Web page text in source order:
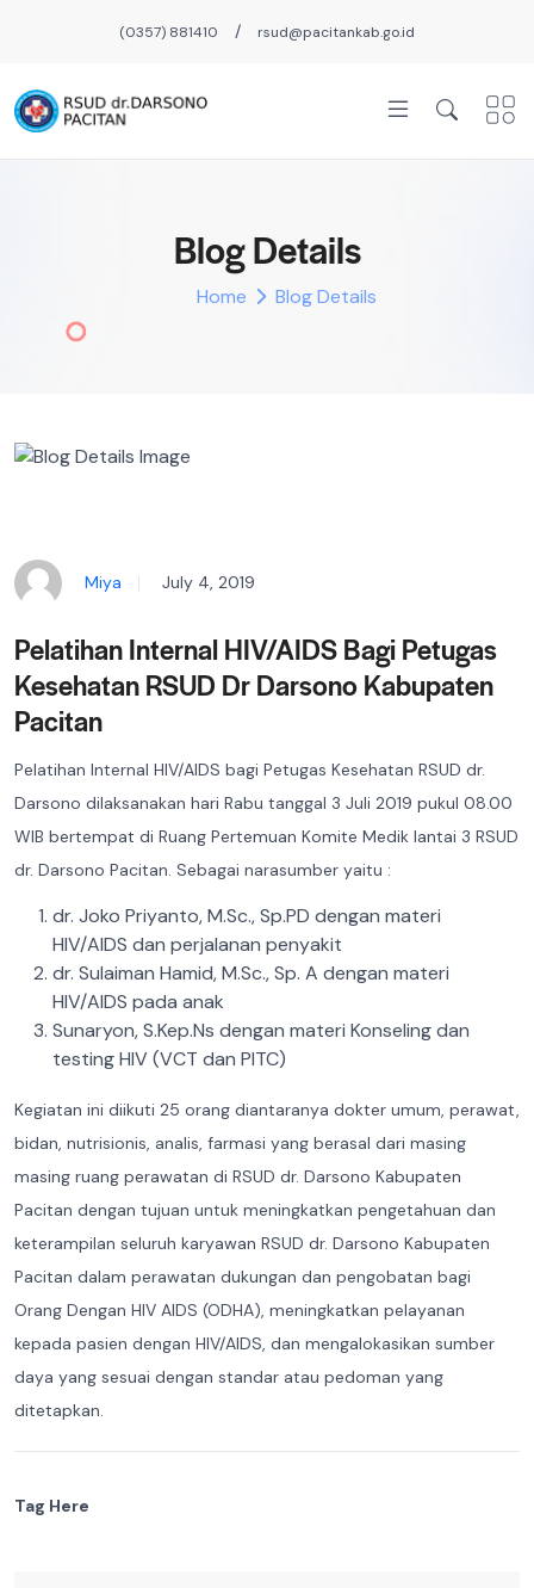
(0357) 881410 / rsud@pacitankab.go.id
Blog Details
Home Blog Details
Miya July 4, 2019
Pelatihan Internal HIV/AIDS Bagi Petugas
Kesehatan RSUD Dr Darsono Kabupaten
Pacitan
Pelatihan Internal HIV/AIDS bagi Petugas Kesehatan RSUD dr.
Darsono dilaksanakan hari Rabu tanggal 3 Juli 2019 pukul 08.00
WIB bertempat di Ruang Pertemuan Komite Medik lantai 3 RSUD
dr. Darsono Pacitan. Sebagai narasumber yaitu :
dr. Joko Priyanto, M.Sc., Sp.PD dengan materi
HIV/AIDS dan perjalanan penyakit
dr. Sulaiman Hamid, M.Sc., Sp. A dengan materi
HIV/AIDS pada anak
Sunaryon, S.Kep.Ns dengan materi Konseling dan
testing HIV (VCT dan PITC)
Kegiatan ini diikuti 25 orang diantaranya dokter umum, perawat,
bidan, nutrisionis, analis, farmasi yang berasal dari masing
masing ruang perawatan di RSUD dr. Darsono Kabupaten
Pacitan dengan tujuan untuk meningkatkan pengetahuan dan
keterampilan seluruh karyawan RSUD dr. Darsono Kabupaten
Pacitan dalam perawatan dukungan dan pengobatan bagi
Orang Dengan HIV AIDS (ODHA), meningkatkan pelayanan
kepada pasien dengan HIV/AIDS, dan mengalokasikan sumber
daya yang sesuai dengan standar atau pedoman yang
ditetapkan.
Tag Here